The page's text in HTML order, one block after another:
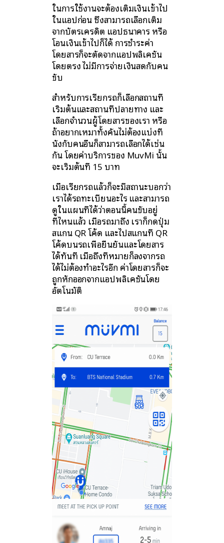
ในการใช้งานจะต้องเติมเงินเข้าไป
ในแอปก่อน ซึ่งสามารถเลือกเติม
จากบัตรเครดิต แอปธนาคาร หรือ
โอนเงินเข้าไปก็ได้ การชำระค่า
โดยสารก็จะตัดจากแอปพลิเคชัน
โดยตรง ไม่มีการจ่ายเงินสดกับคน
ขับ
สำหรับการเรียกรถก็เลือกสถานที่
เริ่มต้นและสถานที่ปลายทาง และ
เลือกจำนวนผู้โดยสารของเรา หรือ
ถ้าอยากเหมาทั้งคันไม่ต้องแบ่งที่
นั่งกับคนอื่นก็สามารถเลือกได้เช่น
กัน โดยค่าบริการของ MuvMi นั้น
จะเริ่มต้นที่ 15 บาท
เมื่อเรียกรถแล้วก็จะมีสถานะบอกว่า
เราได้รถทะเบียนอะไร และสามารถ
ดูในแผนที่ได้ว่าตอนนี้คนขับอยู่
ที่ไหนแล้ว เมื่อรถมาถึง เราก็กดปุ่ม
สแกน QR โค้ด และไปสแกนที่ QR
โค้ดบนรถเพื่อยืนยันและโดยสาร
ได้ทันที เมื่อถึงที่หมายก็ลงจากรถ
ได้ไม่ต้องทำอะไรอีก ค่าโดยสารก็จะ
ถูกหักออกจากแอปพลิเคชันโดย
อัตโนมัติ